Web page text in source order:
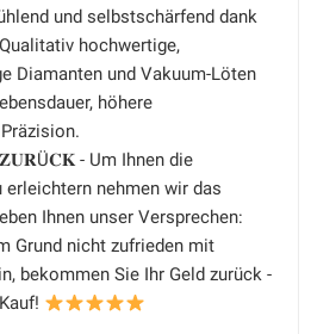
und selbstschärfend dank
hochwertige,
Diamanten und Vakuum-Löten
höhere
- Um Ihnen die
erleichtern nehmen wir das
Ihnen unser Versprechen:
Grund nicht zufrieden mit
bekommen Sie Ihr Geld zurück -